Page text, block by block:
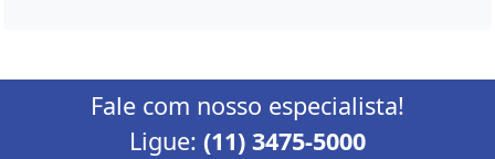
Fale com nosso especialista!
Ligue: (11) 3475-5000